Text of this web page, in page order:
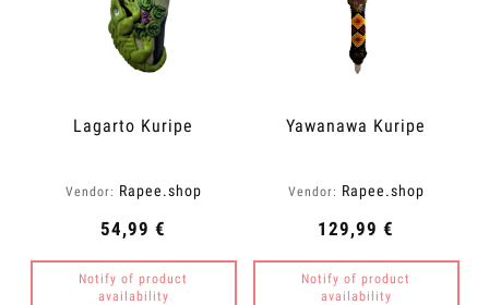
Lagarto Kuripe
Vendor: Rapee.shop
54,99 €
Notify of product
availability
Yawanawa Kuripe
Vendor: Rapee.shop
129,99 €
Notify of product
availability